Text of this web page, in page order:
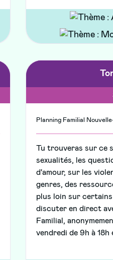
Planning Familial
Tu trouveras sur ce
sexualités, les
d'amour, sur les
genres, des
plus loin sur
discuter en direct
Familial,
vendredi de 9h à 18h